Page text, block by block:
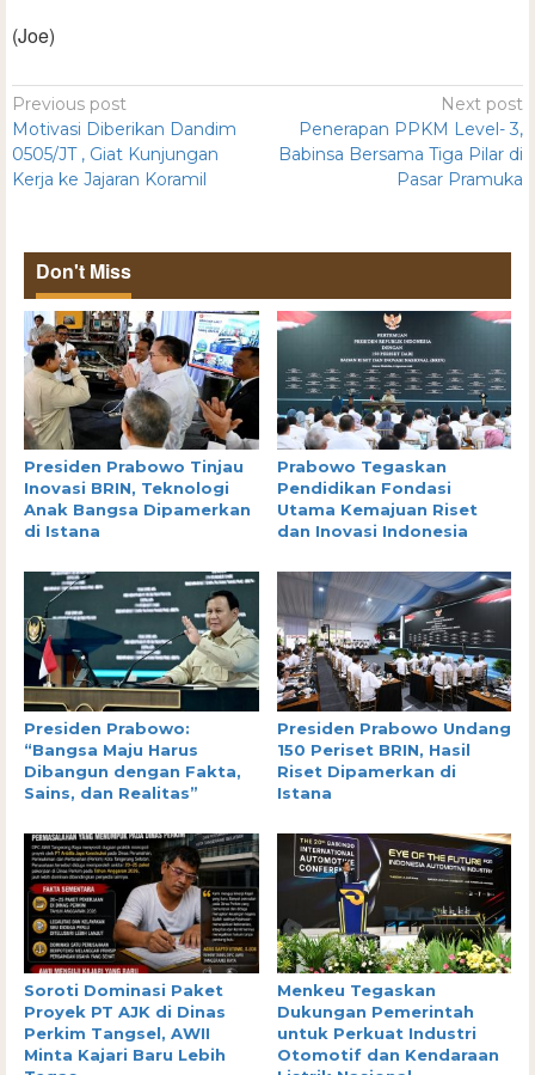
(Joe)
Previous post
Motivasi Diberikan Dandim
0505/JT , Giat Kunjungan
Kerja ke Jajaran Koramil
Next post
Penerapan PPKM Level- 3,
Babinsa Bersama Tiga Pilar di
Pasar Pramuka
Don't Miss
Presiden Prabowo Tinjau
Inovasi BRIN, Teknologi
Anak Bangsa Dipamerkan
di Istana
Prabowo Tegaskan
Pendidikan Fondasi
Utama Kemajuan Riset
dan Inovasi Indonesia
Presiden Prabowo:
“Bangsa Maju Harus
Dibangun dengan Fakta,
Sains, dan Realitas”
Presiden Prabowo Undang
150 Periset BRIN, Hasil
Riset Dipamerkan di
Istana
Soroti Dominasi Paket
Proyek PT AJK di Dinas
Perkim Tangsel, AWII
Minta Kajari Baru Lebih
Menkeu Tegaskan
Dukungan Pemerintah
untuk Perkuat Industri
Otomotif dan Kendaraan